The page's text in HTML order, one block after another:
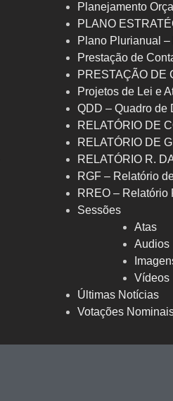
Planejamento
PLANO
Plano Plurianual –
Prestação de
PRESTAÇÃO DE
Projetos de Lei e
QDD – Quadro de
RELATÓRIO DE
RELATÓRIO DE
RELATÓRIO R.
RGF – Relatório
RREO – Relatório
Sessões
Atas
Audios
Vídeos
Últimas Notícias
Votações